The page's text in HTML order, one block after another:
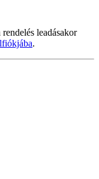
leadásakor
.